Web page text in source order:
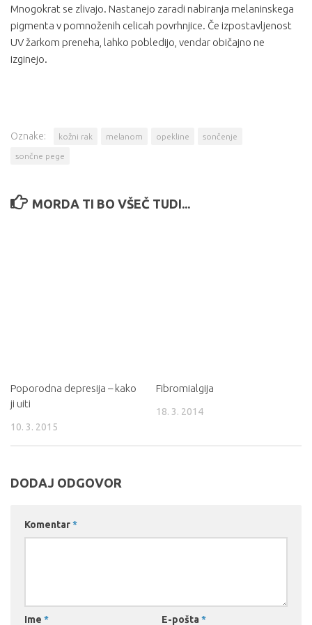
Mnogokrat se zlivajo. Nastanejo zaradi nabiranja melaninskega
pigmenta v pomnoženih celicah povrhnjice. Če izpostavljenost
UV žarkom preneha, lahko pobledijo, vendar običajno ne
izginejo.
Oznake: kožni rak melanom opekline sončenje
sončne pege
MORDA TI BO VŠEČ TUDI...
Poporodna depresija – kako
ji uiti
10. 3. 2015
Fibromialgija
18. 3. 2014
DODAJ ODGOVOR
Komentar*
Ime * E-pošta *